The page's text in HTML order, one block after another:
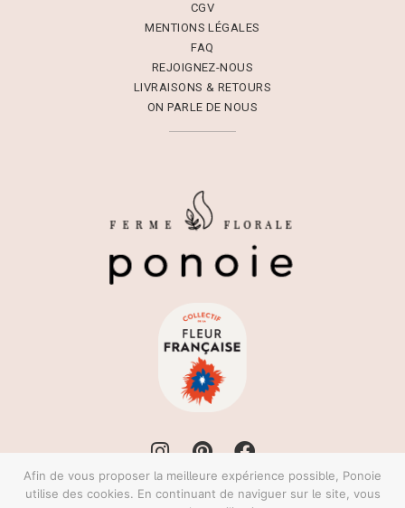
CGV
MENTIONS LÉGALES
FAQ
REJOIGNEZ-NOUS
LIVRAISONS & RETOURS
ON PARLE DE NOUS
Ferme Florale Ponoie
Afin de vous proposer la meilleure expérience possible, Ponoie
utilise des cookies. En continuant de naviguer sur le site, vous